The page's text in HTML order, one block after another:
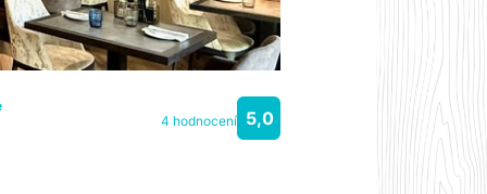
4 hodnocení 5,0